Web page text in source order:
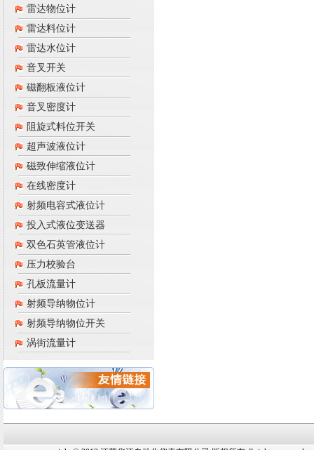
雷达物位计
雷达料位计
雷达水位计
音叉开关
磁翻板液位计
音叉密度计
阻旋式料位开关
超声波液位计
磁致伸缩液位计
在线密度计
射频电容式液位计
投入式液位变送器
双色石英管液位计
压力校验台
孔板流量计
射频导纳物位计
射频导纳物位开关
涡街流量计